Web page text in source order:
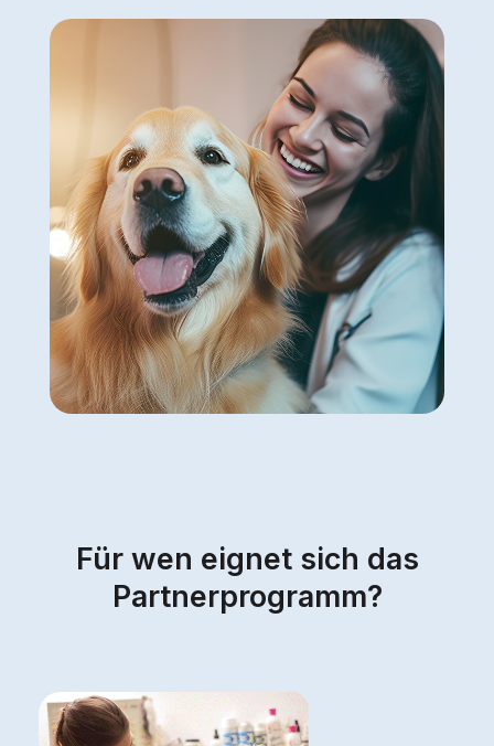
Für wen eignet sich das
Partnerprogramm?